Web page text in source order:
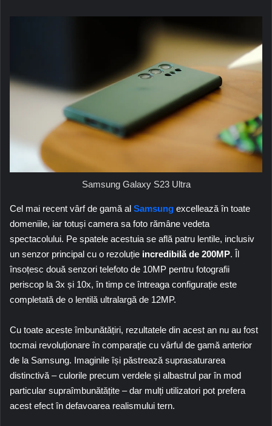
Samsung Galaxy S23 Ultra
Cel mai recent vârf de gamă al Samsung excellează în toate
domeniile, iar totuși camera sa foto rămâne vedeta
spectacolului. Pe spatele acestuia se află patru lentile, inclusiv
un senzor principal cu o rezoluție incredibilă de 200MP. Îl
însoțesc două senzori telefoto de 10MP pentru fotografii
periscop la 3x și 10x, în timp ce întreaga configurație este
completată de o lentilă ultralargă de 12MP.
Cu toate aceste îmbunătățiri, rezultatele din acest an nu au fost
tocmai revoluționare în comparație cu vârful de gamă anterior
de la Samsung. Imaginile își păstrează suprasaturarea
distinctivă – culorile precum verdele și albastrul par în mod
particular supraîmbunătățite – dar mulți utilizatori pot prefera
acest efect în defavoarea realismului tern.